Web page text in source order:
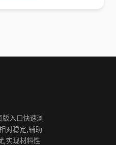
入口快速浏
对稳定,辅助
,实现材料性